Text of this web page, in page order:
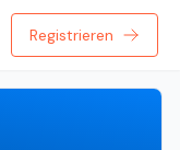
Registrieren